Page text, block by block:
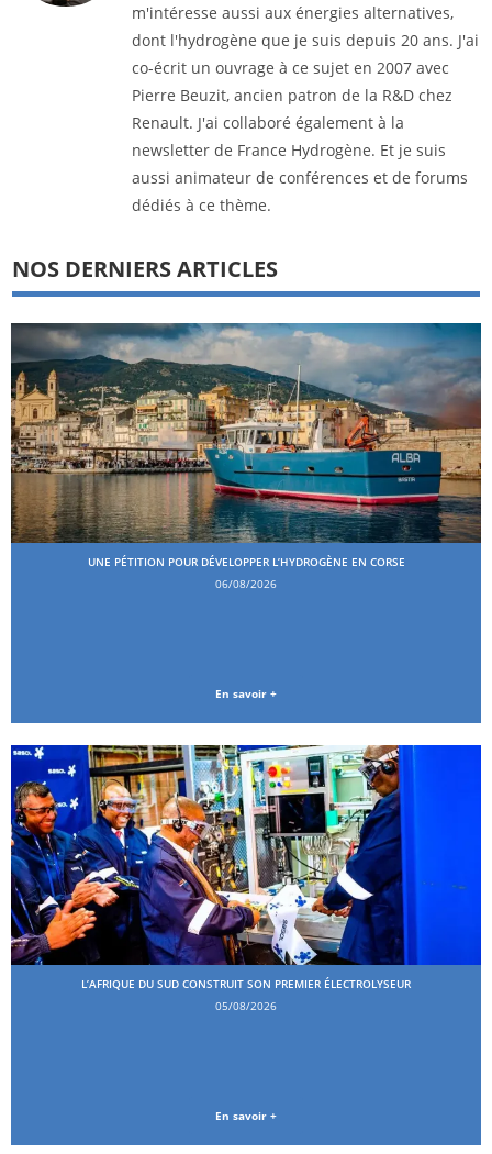
m'intéresse aussi aux énergies alternatives,
dont l'hydrogène que je suis depuis 20 ans. J'ai
co-écrit un ouvrage à ce sujet en 2007 avec
Pierre Beuzit, ancien patron de la R&D chez
Renault. J'ai collaboré également à la
newsletter de France Hydrogène. Et je suis
aussi animateur de conférences et de forums
dédiés à ce thème.
NOS DERNIERS ARTICLES
UNE PÉTITION POUR DÉVELOPPER L’HYDROGÈNE EN CORSE
06/08/2026
En savoir +
L’AFRIQUE DU SUD CONSTRUIT SON PREMIER ÉLECTROLYSEUR
05/08/2026
En savoir +